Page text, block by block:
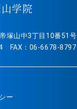
学院
塚山中3丁目10番51号
FAX：06-6678-8797
ー